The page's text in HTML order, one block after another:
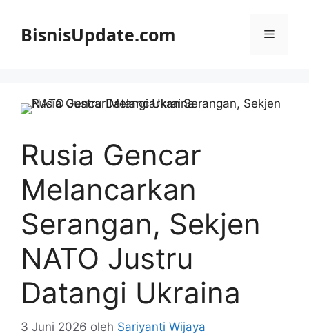
BisnisUpdate.com Menu
Rusia Gencar
Melancarkan
Serangan, Sekjen
NATO Justru
Datangi Ukraina
3 Juni 2026 oleh Sariyanti Wijaya